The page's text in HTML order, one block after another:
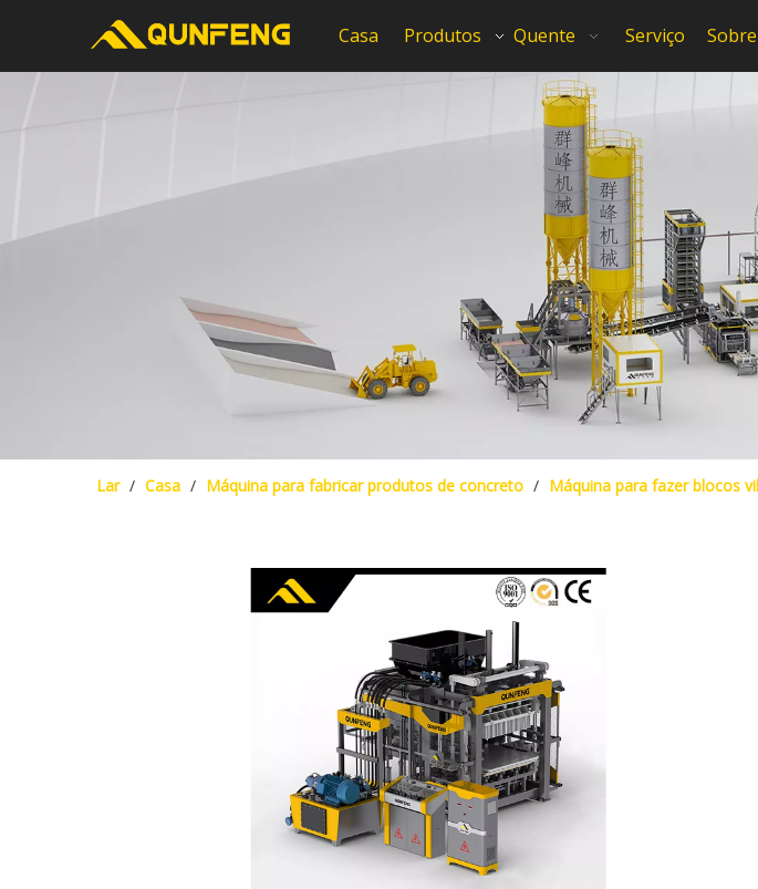
Casa Produtos Quente Serviço
Lar / Casa / Máquina para fabricar produtos de concreto / Máquina para fazer blocos